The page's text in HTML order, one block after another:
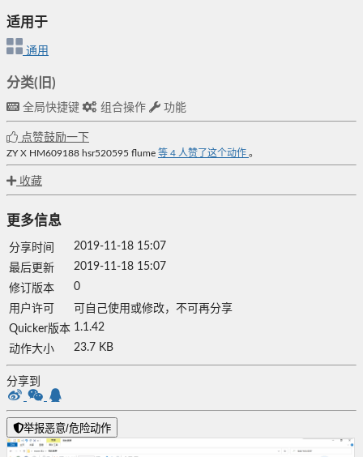
适用于
通用
分类(旧)
全局快捷键 组合操作 功能
点赞鼓励一下
ZY X HM609188 hsr520595 flume 等 4 人赞了这个动作 。
收藏
更多信息
分享时间
2019-11-18 15:07
最后更新
2019-11-18 15:07
修订版本
0
用户许可
可自己使用或修改，不可再分享
Quicker版本 1.1.42
动作大小
23.7 KB
分享到
举报恶意/危险动作